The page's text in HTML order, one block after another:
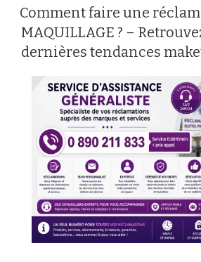
LE
Comment faire une
MAQUILLAGE ? –
dernières tendances